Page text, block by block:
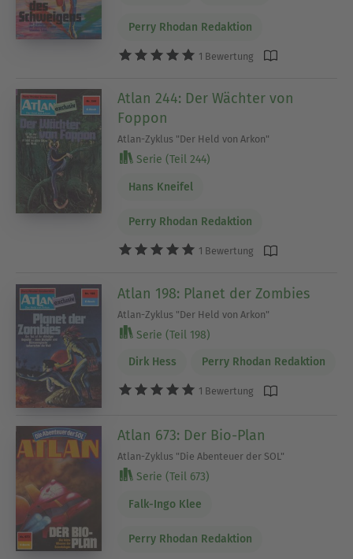
Perry Rhodan Redaktion
1 Bewertung
Atlan 244: Der Wächter von
Foppon
Atlan-Zyklus "Der Held von Arkon"
Serie (Teil 244)
Hans Kneifel
Perry Rhodan Redaktion
1 Bewertung
Atlan 198: Planet der Zombies
Atlan-Zyklus "Der Held von Arkon"
Serie (Teil 198)
Dirk Hess Perry Rhodan Redaktion
1 Bewertung
Atlan 673: Der Bio-Plan
Atlan-Zyklus "Die Abenteuer der SOL"
Serie (Teil 673)
Falk-Ingo Klee
Perry Rhodan Redaktion